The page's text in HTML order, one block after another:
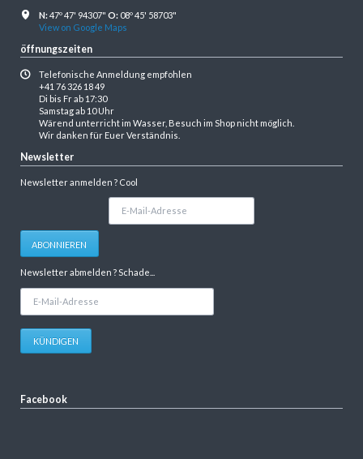
N:47º 47' 94307" O:08º 45' 58703"
View on Google Maps
öffnungszeiten
Telefonische Anmeldung empfohlen
+41 76 326 18 49
Di bis Fr ab 17:30
Samstag ab 10 Uhr
Wärend unterricht im Wasser, Besuch im Shop nicht möglich.
Wir danken für Euer Verständnis.
Newsletter
Newsletter anmelden ? Cool
Adresse
ABONNIEREN
Newsletter abmelden ? Schade...
KÜNDIGEN
Facebook